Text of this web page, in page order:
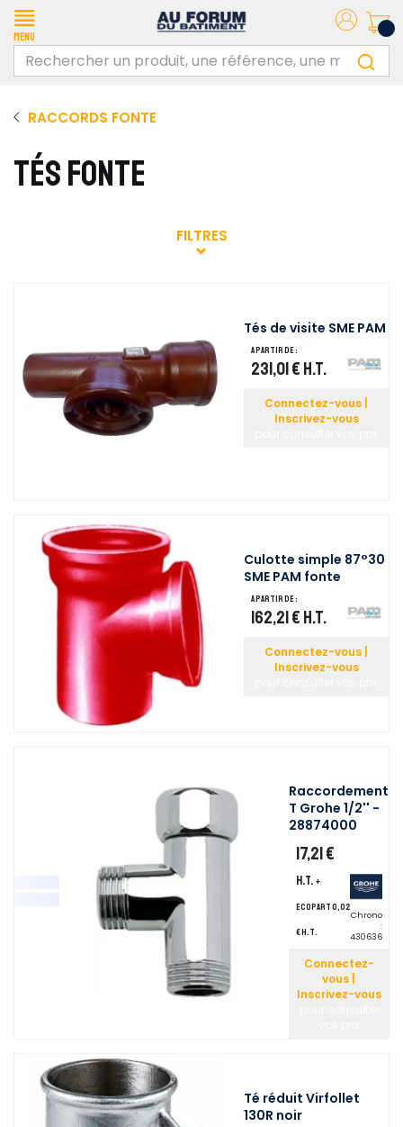
Menu
RACCORDS FONTE
TÉS FONTE
FILTRES
Tés de visite SME PAM
A partir de :
231,01 € H.T.
Connectez-vous |
Inscrivez-vous
Culotte simple 87°30
SME PAM fonte
A partir de :
162,21 € H.T.
Connectez-vous |
Inscrivez-vous
Raccordement
T Grohe 1/2'' -
28874000
17,21 €
H.T. +
ecopart 0,02
€ H.T.
Chrono
:
430636
Connectez-
vous |
Inscrivez-vous
Té réduit Virfollet
130R noir